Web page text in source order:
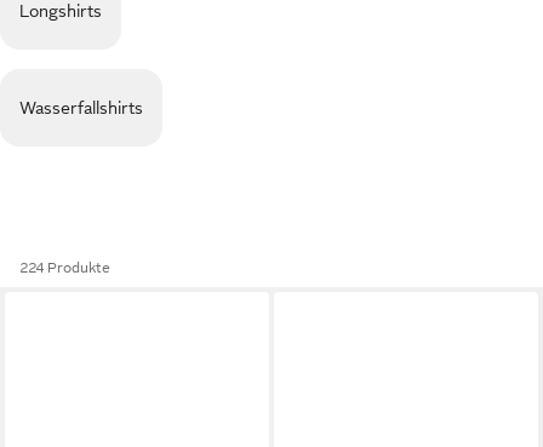
Longshirts
Wasserfallshirts
224 Produkte